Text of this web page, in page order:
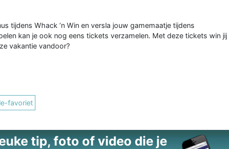
tijdens Whack ’n Win en versla jouw gamemaatje tijdens
kan je ook nog eens tickets verzamelen. Met deze tickets win jij
vakantie vandoor?
favoriet
tip, foto of video die je